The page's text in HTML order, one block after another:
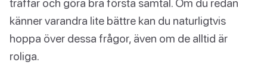
träffar och göra bra första samtal. Om du redan
känner varandra lite bättre kan du naturligtvis
hoppa över dessa frågor, även om de alltid är
roliga.